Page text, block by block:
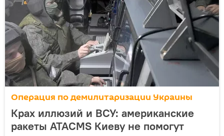
Операция по демилитаризации Украины
Крах иллюзий и ВСУ: американские
ракеты ATACMS Киеву не помогут